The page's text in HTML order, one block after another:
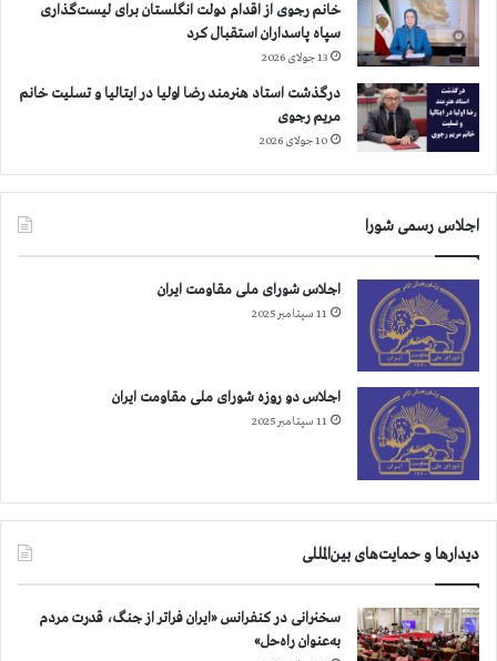
خانم رجوی از اقدام دولت انگلستان برای لیست‌گذاری
سپاه پاسداران استقبال کرد
13 جولای 2026
درگذشت استاد هنرمند رضا اولیا در ایتالیا و تسلیت خانم
مریم رجوی
10 جولای 2026
اجلاس رسمی شورا
اجلاس شورای ملی مقاومت ایران
11 سپتامبر 2025
اجلاس دو روزه شورای ملی مقاومت ایران
11 سپتامبر 2025
دیدارها و حمایت‌های بین‌المللی
سخنرانی در کنفرانس «ایران فراتر از جنگ، قدرت مردم
به‌عنوان راه‌حل»